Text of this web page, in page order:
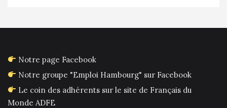
Notre page Facebook
Notre groupe "Emploi Hambourg" sur Facebook
Le coin des adhérents sur le site de Français du
Monde ADFE